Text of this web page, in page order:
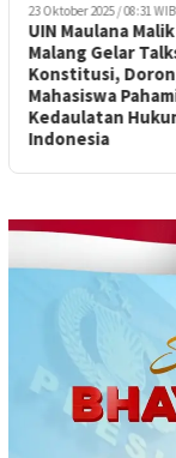
23 Oktober 2025 / 08:31 WIB
UIN Maulana
Malang Gelar
Konstitusi,
Mahasiswa
Kedaulatan
Indonesia